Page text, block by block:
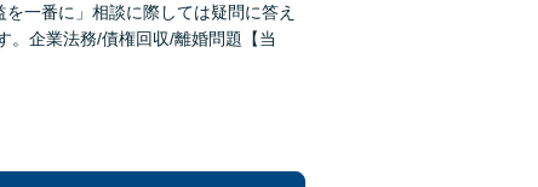
一番に」相談に際しては疑問に答え
。企業法務/債権回収/離婚問題【当